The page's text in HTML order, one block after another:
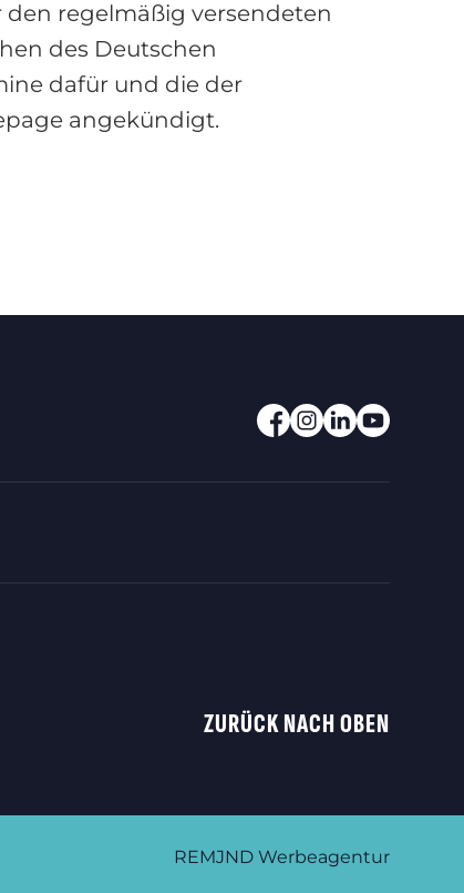
regelmäßig versendeten
des Deutschen
dafür und die der
angekündigt.
ZURÜCK NACH OBEN
REMJND Werbeagentur